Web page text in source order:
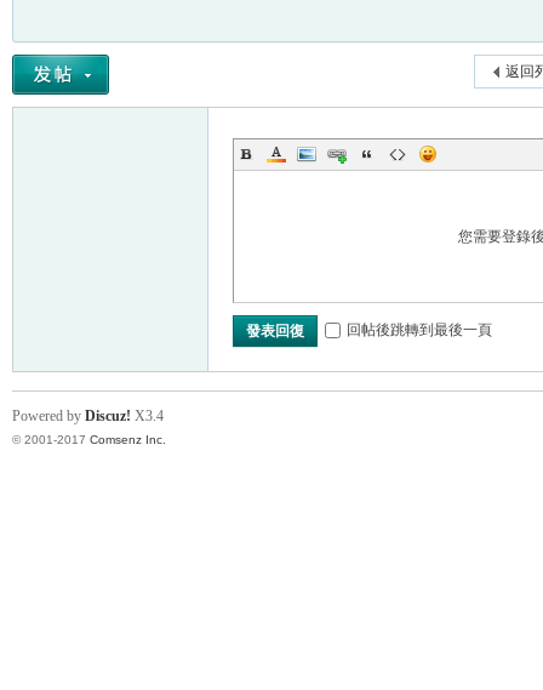
返回
您需要登錄
發表回復 回帖後跳轉到最後一頁
Powered by Discuz! X3.4
© 2001-2017 Comsenz Inc.